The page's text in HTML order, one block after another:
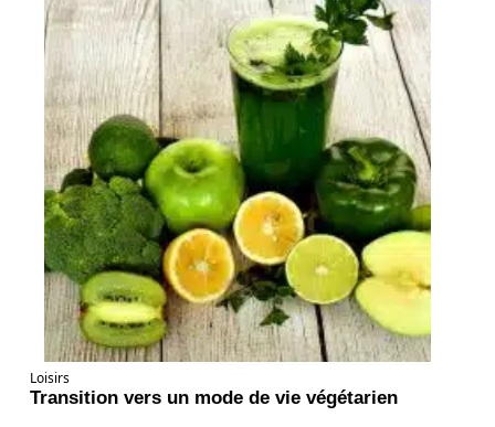
Loisirs
Transition vers un mode de vie végétarien